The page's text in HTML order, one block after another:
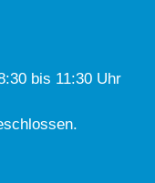
bis 11:30 Uhr